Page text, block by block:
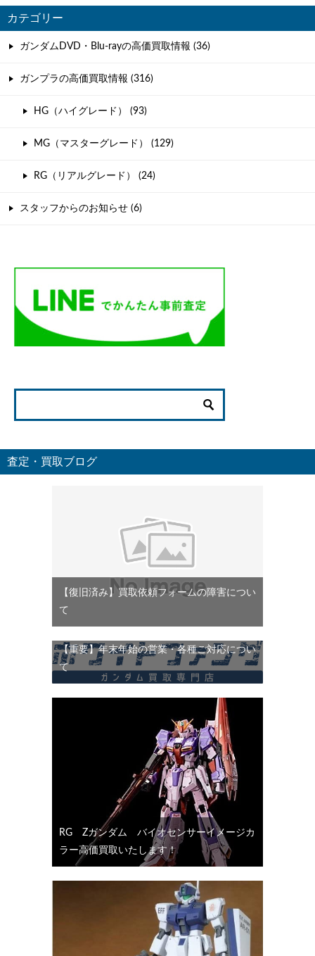
カテゴリー
ガンダムDVD・Blu-rayの高価買取情報 (36)
ガンプラの高価買取情報 (316)
HG（ハイグレード） (93)
MG（マスターグレード） (129)
RG（リアルグレード） (24)
スタッフからのお知らせ (6)
査定・買取ブログ
【復旧済み】買取依頼フォームの障害につい
て
【重要】年末年始の営業・各種ご対応につい
て
RG Ζガンダム バイオセンサーイメージカ
ラー高価買取いたします！